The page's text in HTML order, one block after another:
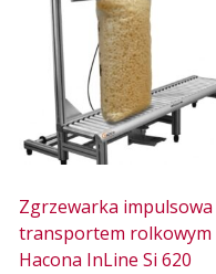
Zgrzewarka impulsowa
transportem rolkowym
Hacona InLine Si 620